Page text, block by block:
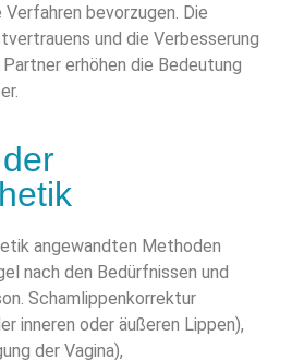
bevorzugen. Die
und die Verbesserung
erhöhen die Bedeutung
angewandten Methoden
nach den Bedürfnissen und
Schamlippenkorrektur
inneren oder äußeren Lippen),
der Vagina),